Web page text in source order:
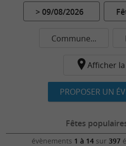
> 09/08/2026
Commune...
Afficher
PROPOSER UN
Fêtes
évènements 1 à 14sur 397